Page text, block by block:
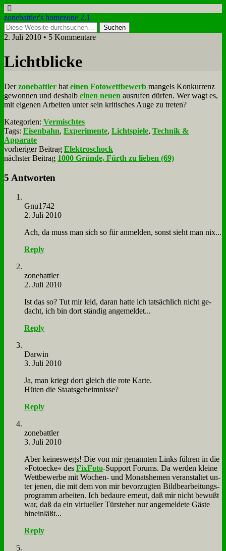
zonebattler's homezone 2.1
2. Juli 2010 • 5 Kommentare
Licht­blicke
Derzone­batt­ler hat ei­nen Fo­to­wett­be­werb man­gels Kon­kur­renz
ge­won­nen und des­halb ei­nen neu­en aus­ru­fen dür­fen. Wer wagt es,
mit ei­ge­nen Ar­bei­ten un­ter sein kri­ti­sches Au­ge zu tre­ten?
Kategorien: Vermischtes
Tags: Eisenbahn, Experimente, Lichtspiele, Technik &
Apparate
vorheriger Beitrag Elektroschock
nächster Beitrag 1000 Gründe, Fürth zu lieben (69)
5 Antworten
Gnu1742
2. Juli 2010
Ach, da muss man sich so für an­mel­den, sonst sieht man nix...
Reply
zone­batt­ler
2. Juli 2010
Ist das so? Tut mir leid, dar­an hat­te ich tat­säch­lich nicht ge­
dacht, ich bin dort stän­dig an­ge­mel­det...
Reply
Dar­win
3. Juli 2010
Ja, man kriegt dort gleich die ro­te Kar­te.
Hü­ten die Staats­ge­heim­nis­se?
Reply
zone­batt­ler
3. Juli 2010
Aber kei­nes­wegs! Die von mir ge­nann­ten Links füh­ren in die
»Fo­to­ecke« des Fix­Fo­to-Sup­port Fo­rums. Da wer­den klei­ne
Wett­be­wer­be mit Wo­chen- und Mo­nats­he­men ver­an­stal­tet un­
ter je­nen, die mit dem von mir be­vor­zug­ten Bild­be­ar­bei­tungs­
pro­gramm ar­bei­ten. Ich be­dau­re er­neut, daß mir nicht be­wußt
war, daß da ein vir­tu­el­ler Tür­ste­her nur an­ge­mel­de­te Gä­ste
hin­ein­läßt...
Reply